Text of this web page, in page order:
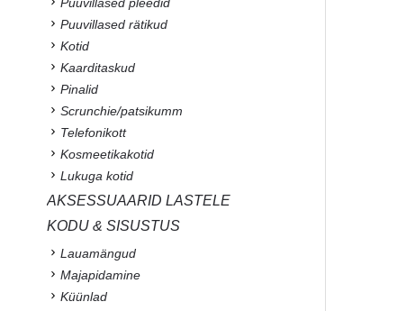
Puuvillased rätikud
Kotid
Kaarditaskud
Pinalid
Scrunchie/patsikumm
Telefonikott
Kosmeetikakotid
Lukuga kotid
AKSESSUAARID LASTELE
KODU & SISUSTUS
Lauamängud
Majapidamine
Küünlad